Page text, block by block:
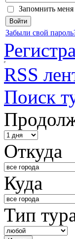
Запомнить меня
Забыли свой
RSS
Поиск
Откуда
Куда
Тип